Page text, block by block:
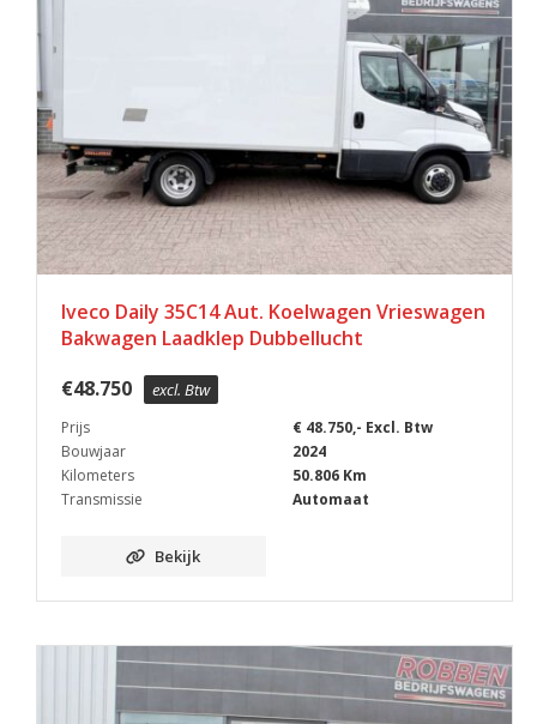
Iveco Daily 35C14 Aut. Koelwagen Vrieswagen
Bakwagen Laadklep Dubbellucht
€48.750 excl. Btw
Prijs
€ 48.750,- Excl. Btw
Bouwjaar
2024
Kilometers
50.806 Km
Transmissie
Automaat
Bekijk